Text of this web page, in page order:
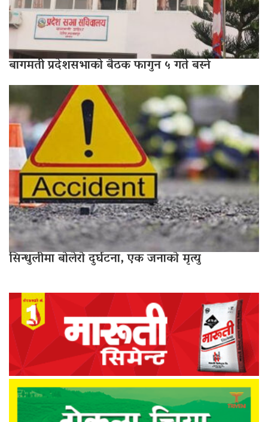
बागमती प्रदेशसभाको बैठक फागुन ५ गते बस्ने
सिन्धुलीमा बोलेरो दुर्घटना, एक जनाको मृत्यु